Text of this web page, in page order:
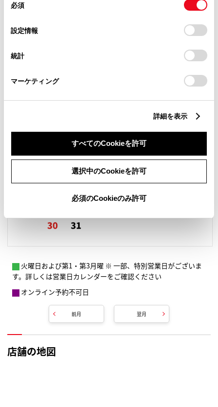
デバイスにすべてのCookie(クッキー)が保存されることに同
意したことになります。Cookie(クッキー)のオプトアウト、
設定の変更、同意を撤回したりするにあたっては、当社の
「Cookie（クッキー）情報の取り扱いについて
」をご覧くだ
必須
設定情報
統計
マーケティング
詳細を表示
すべてのCookieを許可
選択中のCookieを許可
必須のCookieのみ許可
営業日カレンダー
火曜日および第1・第3月曜 ※ 一部、特別営業日がございま
す。詳しくは営業日カレンダーをご確認ください
オンライン予約不可日
前月 翌月
店舗の地図